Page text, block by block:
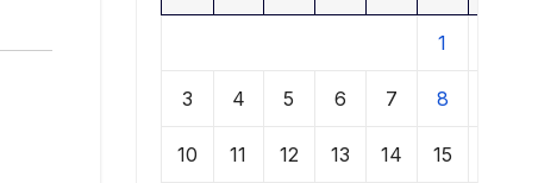
1
3 4 5 6 7 8
10 11 12 13 14 15